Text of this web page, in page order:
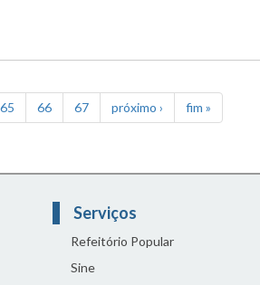
65 66 67 próximo › fim »
Serviços
Refeitório Popular
Sine